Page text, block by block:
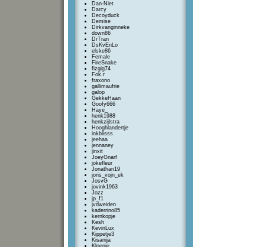
Dan-Niet
Darcy
Decoyduck
Demise
Dirkvanginneke
down86
DrTran
DsKvEnLo
elske86
Female
FireSnake
fizgig74
Fok.r
fraxono
gallimaufrie
galop
GekkeHaan
Goofy666
Haye_
henk1988
henkzijlstra
Hooghlandertje
inkblisss
jeehaa
jennaney
jinxit
JoeyGnarf
jokefleur
Jonathan19
joris_vojn_ek
JosvG
jovink1963
Jozz
jp_f1
jvdweiden
kaderrino85
kernkopje
Kesh
KevinLux
Kippetje3
Kisanija
Kloenie